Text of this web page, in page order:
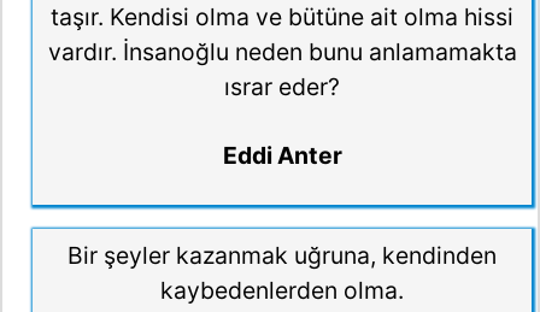
taşır. Kendisi olma ve bütüne ait olma hissi
vardır. İnsanoğlu neden bunu anlamamakta
ısrar eder?
Eddi Anter
Bir şeyler kazanmak uğruna, kendinden
kaybedenlerden olma.